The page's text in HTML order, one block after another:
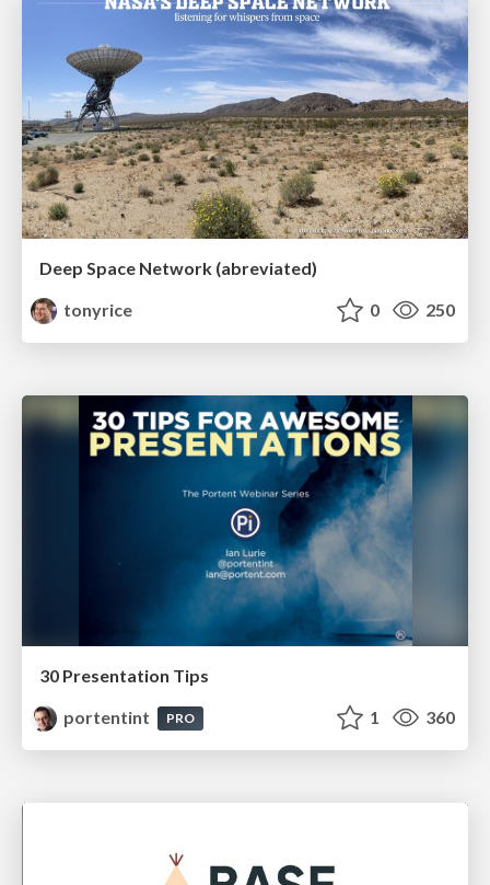
Deep Space Network (abreviated)
tonyrice
0 250
30 Presentation Tips
portentint
PRO 1 360